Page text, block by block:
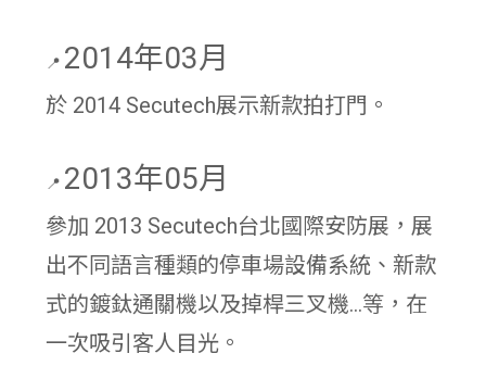
📍 2014年03月
於 2014 Secutech展示新款拍打門。
📍 2013年05月
參加 2013 Secutech台北國際安防展，展
出不同語言種類的停車場設備系統、新款
式的鍍鈦通關機以及掉桿三叉機...等，在
一次吸引客人目光。